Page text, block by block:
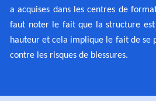
a acquises dans les centres de
faut noter le fait que la structure
hauteur et cela implique le fait de se
contre les risques de blessures.